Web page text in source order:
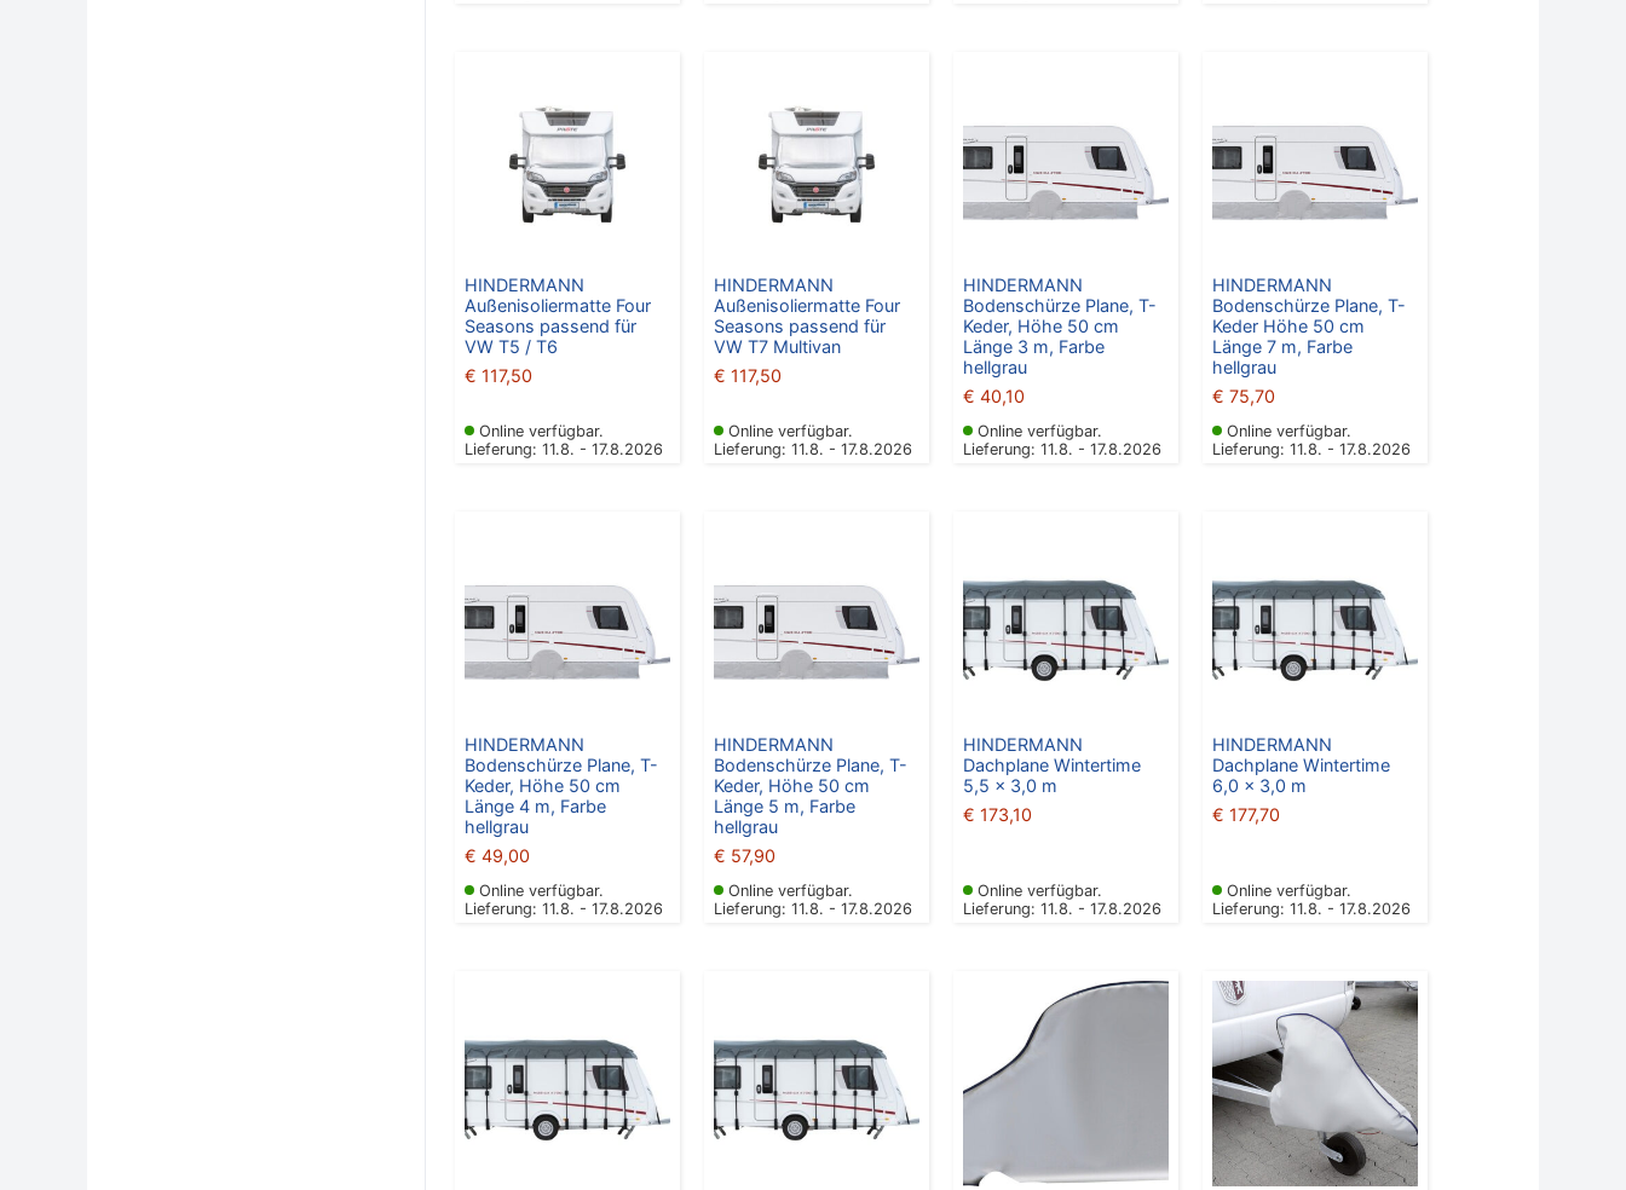
HINDERMANN
Außenisoliermatte Four
Seasons passend für
VW T5 / T6
€ 117,50
Online verfügbar.
Lieferung: 11.8. - 17.8.2026
HINDERMANN
Außenisoliermatte Four
Seasons passend für
VW T7 Multivan
€ 117,50
Online verfügbar.
Lieferung: 11.8. - 17.8.2026
HINDERMANN
Bodenschürze Plane, T-
Keder, Höhe 50 cm
Länge 3 m, Farbe
hellgrau
€ 40,10
Online verfügbar.
Lieferung: 11.8. - 17.8.2026
HINDERMANN
Bodenschürze Plane, T-
Keder Höhe 50 cm
Länge 7 m, Farbe
hellgrau
€ 75,70
Online verfügbar.
Lieferung: 11.8. - 17.8.2026
HINDERMANN
Bodenschürze Plane, T-
Keder, Höhe 50 cm
Länge 4 m, Farbe
hellgrau
€ 49,00
Online verfügbar.
Lieferung: 11.8. - 17.8.2026
HINDERMANN
Bodenschürze Plane, T-
Keder, Höhe 50 cm
Länge 5 m, Farbe
hellgrau
€ 57,90
Online verfügbar.
Lieferung: 11.8. - 17.8.2026
HINDERMANN
Dachplane Wintertime
5,5 x 3,0 m
€ 173,10
Online verfügbar.
Lieferung: 11.8. - 17.8.2026
HINDERMANN
Dachplane Wintertime
6,0 x 3,0 m
€ 177,70
Online verfügbar.
Lieferung: 11.8. - 17.8.2026